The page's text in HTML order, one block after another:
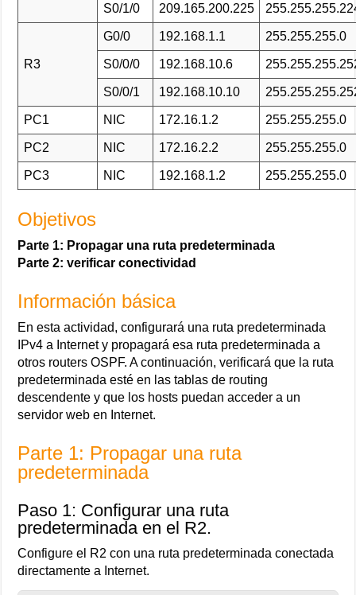
S0/1/0 209.165.200.225
R3
G0/0 192.168.1.1 255.255.255.0
S0/0/0 192.168.10.6
S0/0/1 192.168.10.10
PC1 NIC 172.16.1.2 255.255.255.0
PC2 NIC 172.16.2.2 255.255.255.0
PC3 NIC 192.168.1.2 255.255.255.0
Objetivos
Parte 1: Propagar una ruta predeterminada
Parte 2: verificar conectividad
Información básica
En esta actividad, configurará una ruta predeterminada
IPv4 a Internet y propagará esa ruta predeterminada a
otros routers OSPF. A continuación, verificará que la ruta
predeterminada esté en las tablas de routing
descendente y que los hosts puedan acceder a un
servidor web en Internet.
Parte 1: Propagar una ruta
predeterminada
Paso 1: Configurar una ruta
predeterminada en el R2.
Configure el R2 con una ruta predeterminada conectada
directamente a Internet.